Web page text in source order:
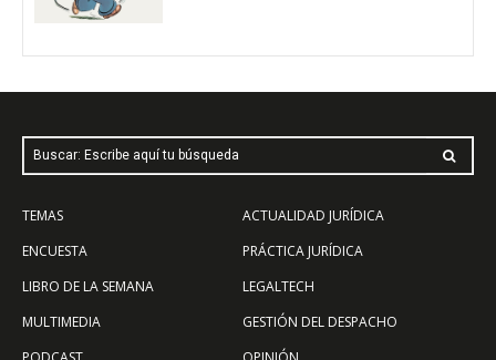
Buscar: Escribe aquí tu búsqueda
TEMAS
ENCUESTA
LIBRO DE LA SEMANA
MULTIMEDIA
ACTUALIDAD JURÍDICA
PRÁCTICA JURÍDICA
LEGALTECH
GESTIÓN DEL DESPACHO